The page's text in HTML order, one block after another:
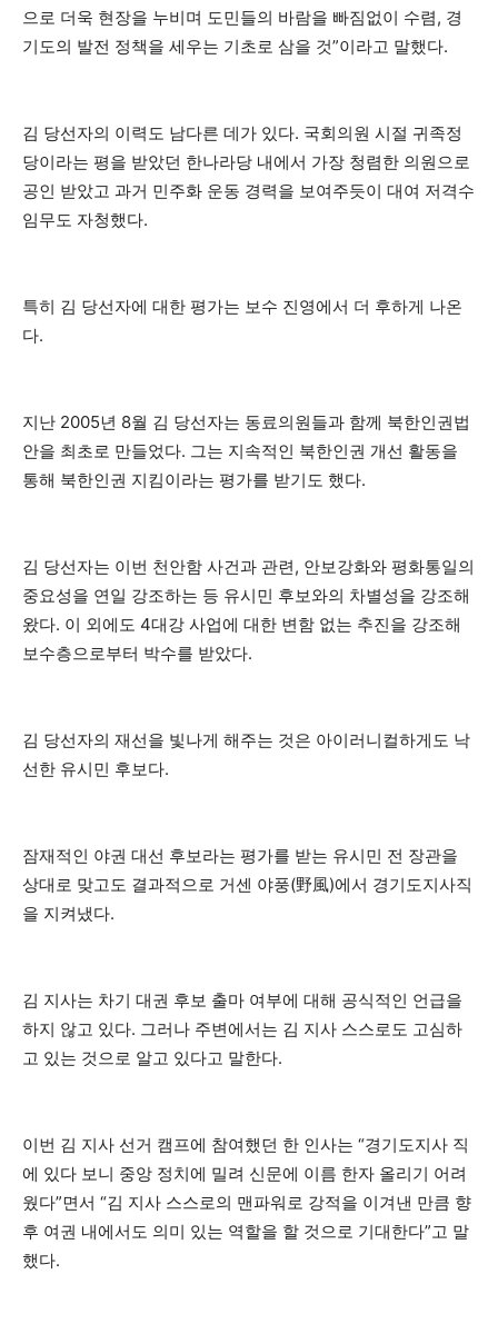
으로 더욱 현장을 누비며 도민들의 바람을 빠짐없이 수렴, 경
기도의 발전 정책을 세우는 기초로 삼을 것”이라고 말했다.
김 당선자의 이력도 남다른 데가 있다. 국회의원 시절 귀족정
당이라는 평을 받았던 한나라당 내에서 가장 청렴한 의원으로
공인 받았고 과거 민주화 운동 경력을 보여주듯이 대여 저격수
임무도 자청했다.
특히 김 당선자에 대한 평가는 보수 진영에서 더 후하게 나온
다.
지난 2005년 8월 김 당선자는 동료의원들과 함께 북한인권법
안을 최초로 만들었다. 그는 지속적인 북한인권 개선 활동을
통해 북한인권 지킴이라는 평가를 받기도 했다.
김 당선자는 이번 천안함 사건과 관련, 안보강화와 평화통일의
중요성을 연일 강조하는 등 유시민 후보와의 차별성을 강조해
왔다. 이 외에도 4대강 사업에 대한 변함 없는 추진을 강조해
보수층으로부터 박수를 받았다.
김 당선자의 재선을 빛나게 해주는 것은 아이러니컬하게도 낙
선한 유시민 후보다.
잠재적인 야권 대선 후보라는 평가를 받는 유시민 전 장관을
상대로 맞고도 결과적으로 거센 야풍(野風)에서 경기도지사직
을 지켜냈다.
김 지사는 차기 대권 후보 출마 여부에 대해 공식적인 언급을
하지 않고 있다. 그러나 주변에서는 김 지사 스스로도 고심하
고 있는 것으로 알고 있다고 말한다.
이번 김 지사 선거 캠프에 참여했던 한 인사는 “경기도지사 직
에 있다 보니 중앙 정치에 밀려 신문에 이름 한자 올리기 어려
웠다”면서 “김 지사 스스로의 맨파워로 강적을 이겨낸 만큼 향
후 여권 내에서도 의미 있는 역할을 할 것으로 기대한다”고 말
했다.